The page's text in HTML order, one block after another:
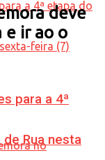
para a 4ª
Rua nesta
deve
e ir ao o